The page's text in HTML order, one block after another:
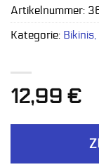
12,99 €
Artikelnummer:
Kategorie: